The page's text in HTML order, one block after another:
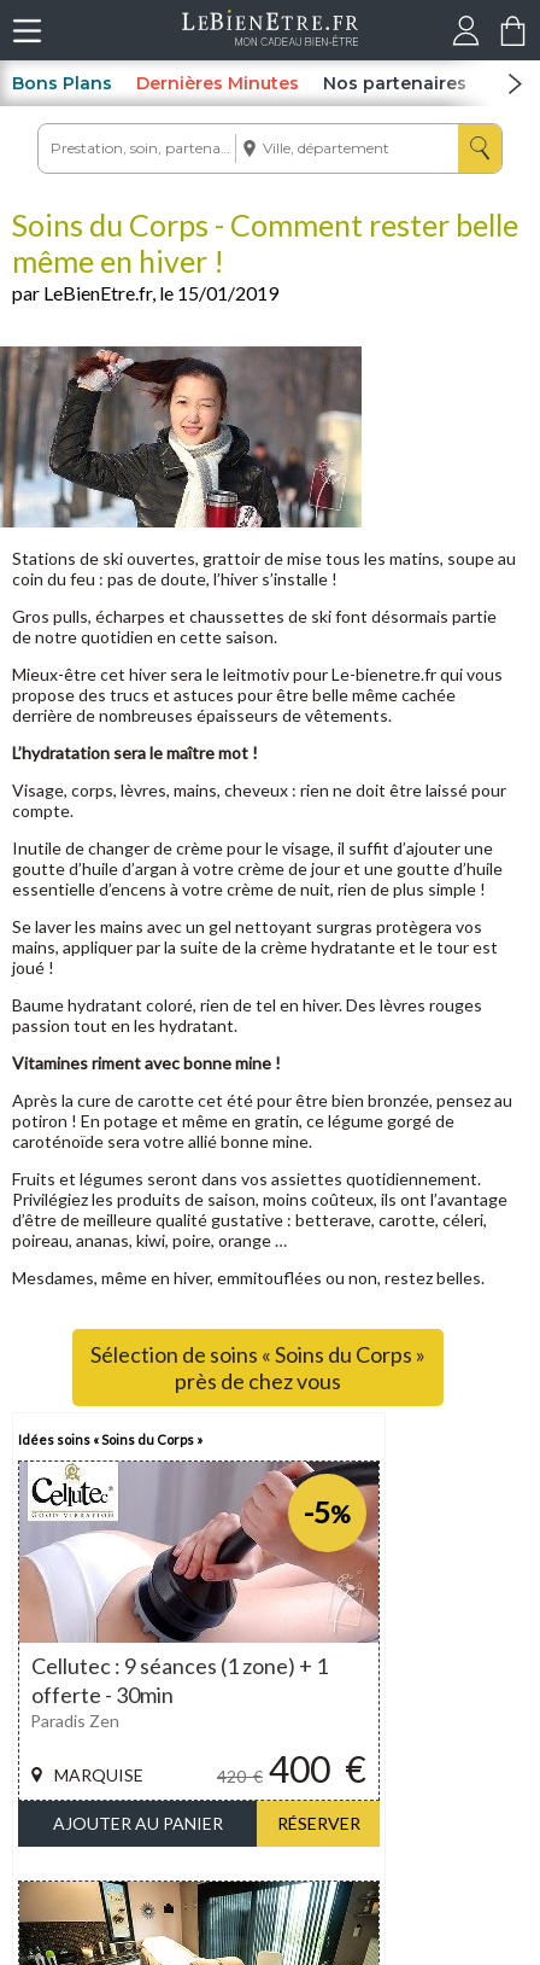
Bons Plans Dernières Minutes Nos partenaires Spas
Soins du Corps - Comment rester belle
même en hiver !
par LeBienEtre.fr, le 15/01/2019
Stations de ski ouvertes, grattoir de mise tous les matins, soupe au
coin du feu : pas de doute, l’hiver s’installe !
Gros pulls, écharpes et chaussettes de ski font désormais partie
de notre quotidien en cette saison.
Mieux-être cet hiver sera le leitmotiv pour Le-bienetre.fr qui vous
propose des trucs et astuces pour être belle même cachée
derrière de nombreuses épaisseurs de vêtements.
L’hydratation sera le maître mot !
Visage, corps, lèvres, mains, cheveux : rien ne doit être laissé pour
compte.
Inutile de changer de crème pour le visage, il suffit d’ajouter une
goutte d’huile d’argan à votre crème de jour et une goutte d’huile
essentielle d’encens à votre crème de nuit, rien de plus simple !
Se laver les mains avec un gel nettoyant surgras protègera vos
mains, appliquer par la suite de la crème hydratante et le tour est
joué !
Baume hydratant coloré, rien de tel en hiver. Des lèvres rouges
passion tout en les hydratant.
Vitamines riment avec bonne mine !
Après la cure de carotte cet été pour être bien bronzée, pensez au
potiron ! En potage et même en gratin, ce légume gorgé de
caroténoïde sera votre allié bonne mine.
Fruits et légumes seront dans vos assiettes quotidiennement.
Privilégiez les produits de saison, moins coûteux, ils ont l’avantage
d’être de meilleure qualité gustative : betterave, carotte, céleri,
poireau, ananas, kiwi, poire, orange …
Mesdames, même en hiver, emmitouflées ou non, restez belles.
Sélection de soins « Soins du Corps »
près de chez vous
Idées soins « Soins du Corps »
-5%
Cellutec : 9 séances (1 zone) + 1
offerte - 30min
420€ 400 €
MARQUISE
Paradis Zen
AJOUTER AU PANIER RÉSERVER